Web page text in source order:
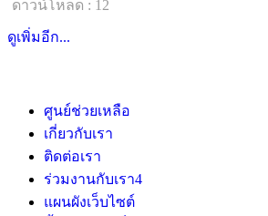
ดาวน์โหลด : 12
ดูเพิ่มอีก...
ศูนย์ช่วยเหลือ
เกี่ยวกับเรา
ติดต่อเรา
ร่วมงานกับเรา4
แผนผังเว็บไซต์